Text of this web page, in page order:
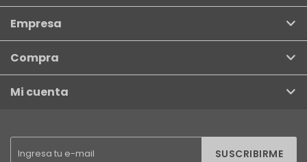
SUSCRIBIRME
Empresa
Compra
Mi cuenta